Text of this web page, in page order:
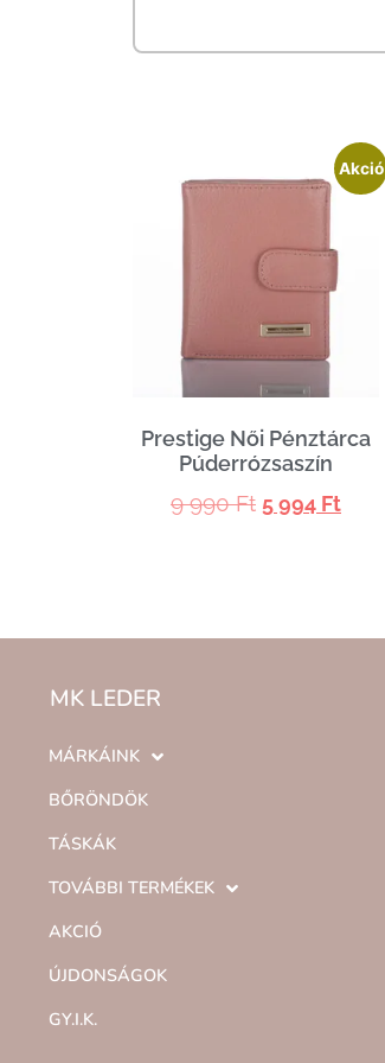
Akció
Prestige Női Pénztárca
Púderrózsaszín
9 990Ft 5 994 Ft
MK LEDER
MÁRKÁINK
BŐRÖNDÖK
TÁSKÁK
TOVÁBBI TERMÉKEK
AKCIÓ
ÚJDONSÁGOK
GY.I.K.